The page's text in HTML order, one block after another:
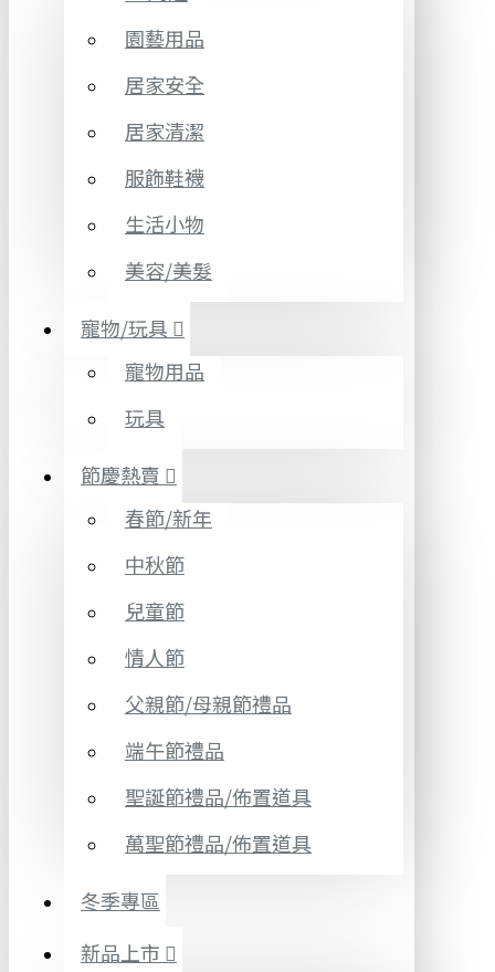
園藝用品
居家安全
居家清潔
服飾鞋襪
生活小物
美容/美髮
寵物/玩具
寵物用品
玩具
節慶熱賣
春節/新年
中秋節
兒童節
情人節
父親節/母親節禮品
端午節禮品
聖誕節禮品/佈置道具
萬聖節禮品/佈置道具
冬季專區
新品上市